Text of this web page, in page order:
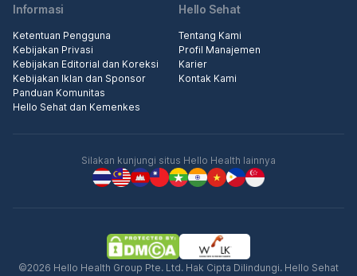
Informasi
Ketentuan Pengguna
Kebijakan Privasi
Kebijakan Editorial dan Koreksi
Kebijakan Iklan dan Sponsor
Panduan Komunitas
Hello Sehat dan Kemenkes
Hello Sehat
Tentang Kami
Profil Manajemen
Karier
Kontak Kami
Silakan kunjungi situs Hello Health lainnya
©2026 Hello Health Group Pte. Ltd. Hak Cipta Dilindungi. Hello Sehat